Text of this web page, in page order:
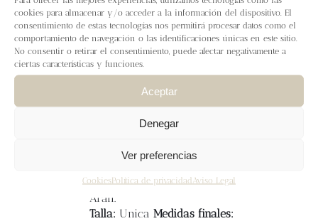
cookies para almacenar y/o acceder a la información del dispositivo. El
consentimiento de estas tecnologías nos permitirá procesar datos como el
comportamiento de navegación o las identificaciones únicas en este sitio.
No consentir o retirar el consentimiento, puede afectar negativamente a
ciertas características y funciones.
Aceptar
Denegar
Ver preferencias
CookiesPolítica de privacidad Aviso Legal
Blog
Contacto
Newsletter
Mi cuenta
La bandana picniccombina con cualquier
outfit, la puedes llevar por delante o por
detrás y con una lazada bonita se verá
preciosa. Es uno de losaccesorios de moda
que cualquier tejedora puede crear con un
poco de hilo y aguja, ¡es súper fácil!. En el
patrón vienen videos explicativos de los
puntos y vídeo del punto festón. Se puede
bordadoalrededor a punto festón la hace
vuestras versiones de la #bandanapicnic
Aran.
Talla: Unica Medidas finales: